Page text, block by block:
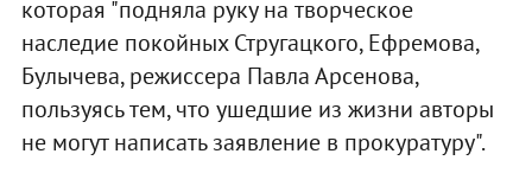
которая "подняла руку на творческое
наследие покойных Стругацкого, Ефремова,
Булычева, режиссера Павла Арсенова,
пользуясь тем, что ушедшие из жизни авторы
не могут написать заявление в прокуратуру".